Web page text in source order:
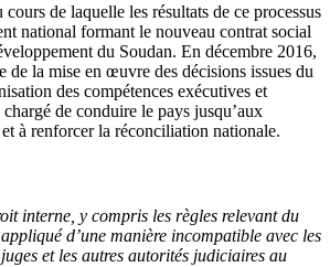
de laquelle les résultats de ce processus
national formant le nouveau contrat social
du Soudan. En décembre 2016,
la mise en œuvre des décisions issues du
des compétences exécutives et
de conduire le pays jusqu’aux
à renforcer la réconciliation nationale.
interne, y compris les règles relevant du
d’une manière incompatible avec les
et les autres autorités judiciaires au